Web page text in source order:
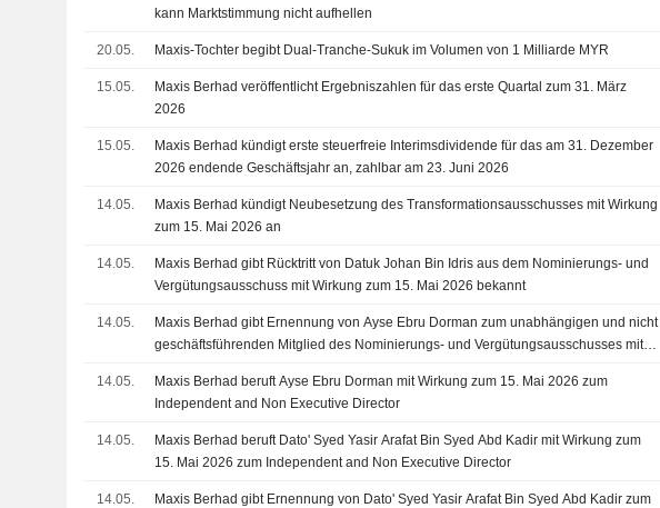
kann Marktstimmung nicht aufhellen
20.05. Maxis-Tochter begibt Dual-Tranche-Sukuk im Volumen von 1 Milliarde MYR
15.05.
Maxis Berhad veröffentlicht Ergebniszahlen für das erste Quartal zum 31. März
2026
15.05.
Maxis Berhad kündigt erste steuerfreie Interimsdividende für das am 31. Dezember
2026 endende Geschäftsjahr an, zahlbar am 23. Juni 2026
14.05.
Maxis Berhad kündigt Neubesetzung des Transformationsausschusses mit Wirkung
zum 15. Mai 2026 an
14.05.
Maxis Berhad gibt Rücktritt von Datuk Johan Bin Idris aus dem Nominierungs- und
Vergütungsausschuss mit Wirkung zum 15. Mai 2026 bekannt
14.05.
Maxis Berhad gibt Ernennung von Ayse Ebru Dorman zum unabhängigen und nicht
geschäftsführenden Mitglied des Nominierungs- und Vergütungsausschusses mit
14.05.
Maxis Berhad beruft Ayse Ebru Dorman mit Wirkung zum 15. Mai 2026 zum
Independent and Non Executive Director
14.05.
Maxis Berhad beruft Dato' Syed Yasir Arafat Bin Syed Abd Kadir mit Wirkung zum
15. Mai 2026 zum Independent and Non Executive Director
14.05.
Maxis Berhad gibt Ernennung von Dato' Syed Yasir Arafat Bin Syed Abd Kadir zum